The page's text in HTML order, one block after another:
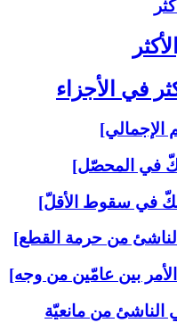
الإجمالي‏]
في المحصّل‏]
في سقوط الأقلّ‏]
الناشئ من حرمة القطع‏]
بين عامّين من وجه‏]
الناشئ من مانعيّة